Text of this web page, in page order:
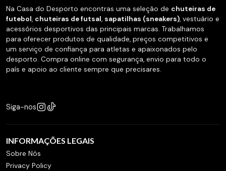
Na Casa do Desporto encontras uma seleção de chuteiras de
futebol, chuteiras de futsal, sapatilhas (sneakers), vestuário e
acessórios desportivos das principais marcas. Trabalhamos
para oferecer produtos de qualidade, preços competitivos e
um serviço de confiança para atletas e apaixonados pelo
desporto. Compra online com segurança, envio para todo o
país e apoio ao cliente sempre que precisares.
Siga-nos
INFORMAÇÕES LEGAIS
Sobre Nós
Privacy Policy